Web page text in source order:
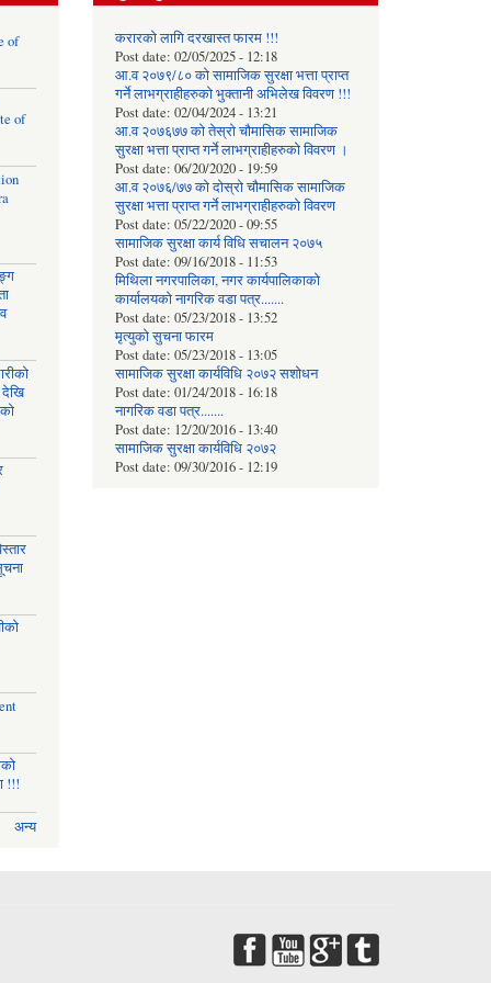
of
of
देखि
!!!
अन्य
करारको लागि दरखास्त फारम !!!
Post date: 02/05/2025 - 12:18
आ.व २०७९/८० को सामाजिक सुरक्षा भत्ता प्राप्त
गर्ने लाभग्राहीहरुको भुक्तानी अभिलेख विवरण !!!
Post date: 02/04/2024 - 13:21
आ.व २०७६७७ को तेस्रो चौमासिक सामाजिक
सुरक्षा भत्ता प्राप्त गर्ने लाभग्राहीहरुको विवरण ।
Post date: 06/20/2020 - 19:59
आ.व २०७६/७७ को दोस्रो चौमासिक सामाजिक
सुरक्षा भत्ता प्राप्त गर्ने लाभग्राहीहरुको विवरण
Post date: 05/22/2020 - 09:55
सामाजिक सुरक्षा कार्य विधि स‌चालन २०७५
Post date: 09/16/2018 - 11:53
मिथिला नगरपालिका, नगर कार्यपालिकाको
कार्यालयकाे नागरिक वडा पत्र.......
Post date: 05/23/2018 - 13:52
मृत्युको सुचना फारम
Post date: 05/23/2018 - 13:05
सामाजिक सुरक्षा कार्यविधि २०७२ स‌शाेधन
Post date: 01/24/2018 - 16:18
नागरिक वडा पत्र.......
Post date: 12/20/2016 - 13:40
सामाजिक सुरक्षा कार्यविधि २०७२
Post date: 09/30/2016 - 12:19